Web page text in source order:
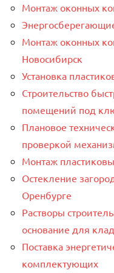
Монтаж оконных
Монтаж оконных
Новосибирск
Установка
Строительство
помещений под
Плановое
проверкой
Монтаж
Остекление
Оренбурге
Растворы
основание для
Поставка
комплектующих